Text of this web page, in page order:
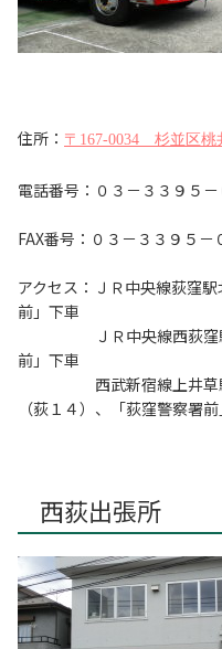
住所： 〒167-0034 杉並区桃
電話番号：０３－３３９５－
FAX番号：０３－３３９５－
アクセス：ＪＲ中央線荻窪
前」下車
ＪＲ中央線西荻窪駅北
前」下車
西武新宿線上井草駅バ
（荻１４）、「荻窪警察署
西荻出張所